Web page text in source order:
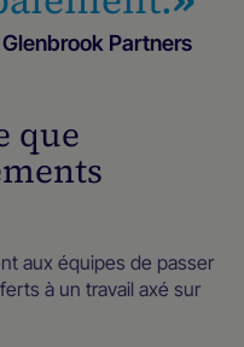
Partners
que
aux équipes de passer
à un travail axé sur